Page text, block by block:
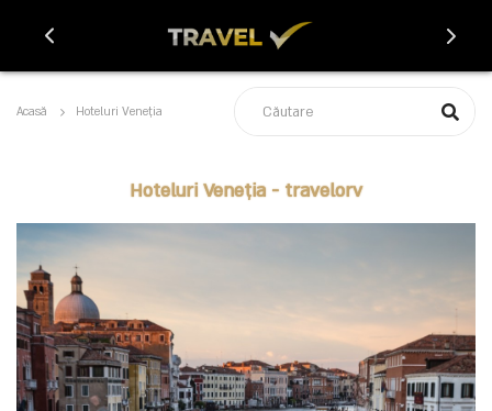
Acasă Hoteluri Veneția
Hoteluri Veneția - travelorv